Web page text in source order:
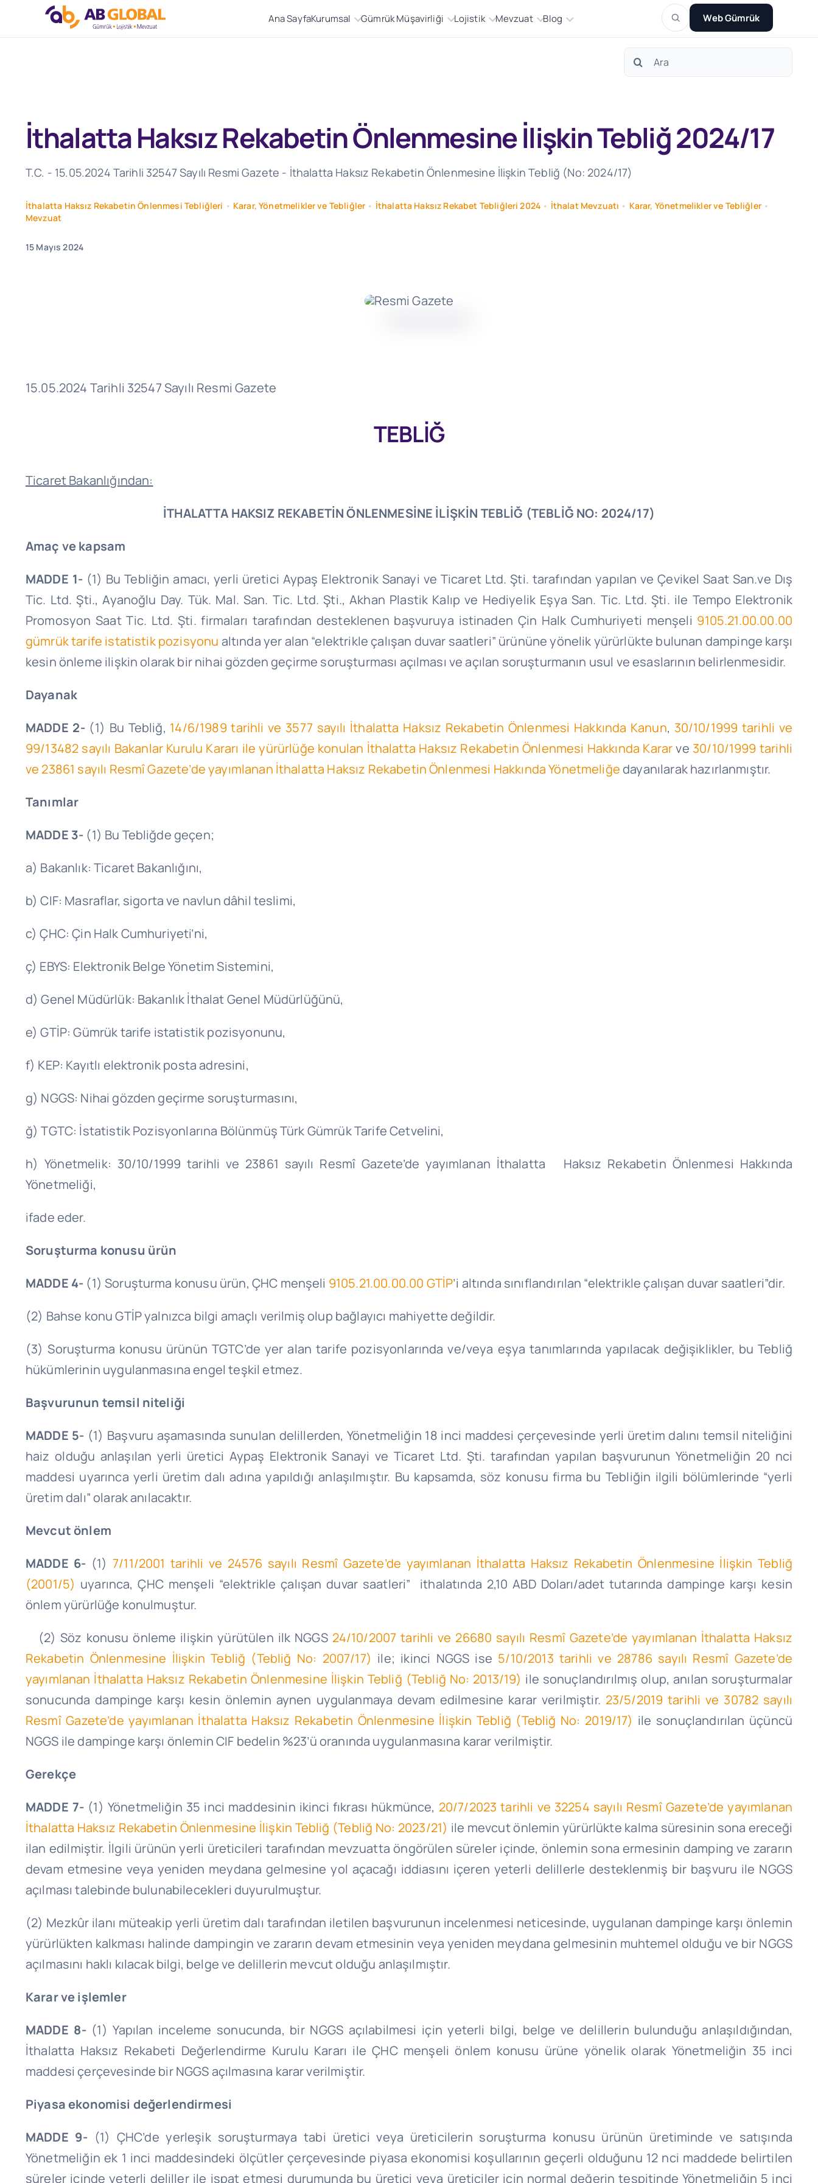
Ana SayfaKurumsal Gümrük Müşavirliği Lojistik Mevzuat Blog Web Gümrük
Search
İthalatta Haksız Rekabetin Önlenmesine İlişkin Tebliğ 2024/17
T.C. - 15.05.2024 Tarihli 32547 Sayılı Resmi Gazete - İthalatta Haksız Rekabetin Önlenmesine İlişkin Tebliğ (No: 2024/17)
İthalatta Haksız Rekabetin Önlenmesi Tebliğleri • Karar, Yönetmelikler ve Tebliğler • İthalatta Haksız Rekabet Tebliğleri 2024 • İthalat Mevzuatı • Karar, Yönetmelikler ve Tebliğler•
Mevzuat
15 Mayıs 2024
15.05.2024 Tarihli 32547 Sayılı Resmi Gazete
TEBLİĞ
Ticaret Bakanlığından:
İTHALATTA HAKSIZ REKABETİN ÖNLENMESİNE İLİŞKİN TEBLİĞ (TEBLİĞ NO: 2024/17)
Amaç ve kapsam
MADDE 1-(1) Bu Tebliğin amacı, yerli üretici Aypaş Elektronik Sanayi ve Ticaret Ltd. Şti. tarafından yapılan ve Çevikel Saat San.ve Dış
Tic. Ltd. Şti., Ayanoğlu Day. Tük. Mal. San. Tic. Ltd. Şti., Akhan Plastik Kalıp ve Hediyelik Eşya San. Tic. Ltd. Şti. ile Tempo Elektronik
Promosyon Saat Tic. Ltd. Şti. firmaları tarafından desteklenen başvuruya istinaden Çin Halk Cumhuriyeti menşeli 9105.21.00.00.00
gümrük tarife istatistik pozisyonu altında yer alan “elektrikle çalışan duvar saatleri” ürününe yönelik yürürlükte bulunan dampinge karşı
kesin önleme ilişkin olarak bir nihai gözden geçirme soruşturması açılması ve açılan soruşturmanın usul ve esaslarının belirlenmesidir.
Dayanak
MADDE 2-(1) Bu Tebliğ, 14/6/1989 tarihli ve 3577 sayılı İthalatta Haksız Rekabetin Önlenmesi Hakkında Kanun, 30/10/1999 tarihli ve
99/13482 sayılı Bakanlar Kurulu Kararı ile yürürlüğe konulan İthalatta Haksız Rekabetin Önlenmesi Hakkında Kararve 30/10/1999 tarihli
ve 23861 sayılı Resmî Gazete’de yayımlanan İthalatta Haksız Rekabetin Önlenmesi Hakkında Yönetmeliğedayanılarak hazırlanmıştır.
Tanımlar
MADDE 3- (1) Bu Tebliğde geçen;
a) Bakanlık: Ticaret Bakanlığını,
b) CIF: Masraflar, sigorta ve navlun dâhil teslimi,
c) ÇHC: Çin Halk Cumhuriyeti’ni,
ç) EBYS: Elektronik Belge Yönetim Sistemini,
d) Genel Müdürlük: Bakanlık İthalat Genel Müdürlüğünü,
e) GTİP: Gümrük tarife istatistik pozisyonunu,
f) KEP: Kayıtlı elektronik posta adresini,
g) NGGS: Nihai gözden geçirme soruşturmasını,
ğ) TGTC: İstatistik Pozisyonlarına Bölünmüş Türk Gümrük Tarife Cetvelini,
h) Yönetmelik: 30/10/1999 tarihli ve 23861 sayılı Resmî Gazete’de yayımlanan İthalatta Haksız Rekabetin Önlenmesi Hakkında
Yönetmeliği,
ifadeeder.
Soruşturma konusu ürün
MADDE 4- (1) Soruşturma konusu ürün, ÇHC menşeli 9105.21.00.00.00 GTİP’i altında sınıflandırılan “elektrikle çalışan duvar saatleri”dir.
(2) Bahse konu GTİP yalnızca bilgi amaçlı verilmiş olup bağlayıcı mahiyette değildir.
(3) Soruşturma konusu ürünün TGTC’de yer alan tarife pozisyonlarında ve/veya eşya tanımlarında yapılacak değişiklikler, bu Tebliğ
hükümlerinin uygulanmasına engel teşkil etmez.
Başvurunun temsil niteliği
MADDE 5- (1) Başvuru aşamasında sunulan delillerden, Yönetmeliğin 18 inci maddesi çerçevesinde yerli üretim dalını temsil niteliğini
haiz olduğu anlaşılan yerli üretici Aypaş Elektronik Sanayi ve Ticaret Ltd. Şti. tarafından yapılan başvurunun Yönetmeliğin 20 nci
maddesi uyarınca yerli üretim dalı adına yapıldığı anlaşılmıştır. Bu kapsamda, söz konusu firma bu Tebliğin ilgili bölümlerinde “yerli
üretim dalı” olarak anılacaktır.
Mevcut önlem
MADDE 6- (1)7/11/2001 tarihli ve 24576 sayılı Resmî Gazete’de yayımlanan İthalatta Haksız Rekabetin Önlenmesine İlişkin Tebliğ
(2001/5) uyarınca, ÇHC menşeli “elektrikle çalışan duvar saatleri” ithalatında 2,10 ABD Doları/adet tutarında dampinge karşı kesin
önlem yürürlüğe konulmuştur.
(2) Söz konusu önleme ilişkin yürütülen ilk NGGS 24/10/2007 tarihli ve 26680 sayılı Resmî Gazete’de yayımlanan İthalatta Haksız
Rekabetin Önlenmesine İlişkin Tebliğ (Tebliğ No: 2007/17) ile; ikinci NGGS ise 5/10/2013 tarihli ve 28786 sayılı Resmî Gazete’de
yayımlanan İthalatta Haksız Rekabetin Önlenmesine İlişkin Tebliğ (Tebliğ No: 2013/19) ile sonuçlandırılmış olup, anılan soruşturmalar
sonucunda dampinge karşı kesin önlemin aynen uygulanmaya devam edilmesine karar verilmiştir. 23/5/2019 tarihli ve 30782 sayılı
Resmî Gazete’de yayımlanan İthalatta Haksız Rekabetin Önlenmesine İlişkin Tebliğ (Tebliğ No: 2019/17) ile sonuçlandırılan üçüncü
NGGS ile dampinge karşı önlemin CIF bedelin %23’ü oranında uygulanmasına karar verilmiştir.
Gerekçe
MADDE 7- (1) Yönetmeliğin 35 inci maddesinin ikinci fıkrası hükmünce, 20/7/2023 tarihli ve 32254 sayılı Resmî Gazete’de yayımlanan
İthalatta Haksız Rekabetin Önlenmesine İlişkin Tebliğ (Tebliğ No: 2023/21) ile mevcut önlemin yürürlükte kalma süresinin sona ereceği
ilan edilmiştir. İlgili ürünün yerli üreticileri tarafından mevzuatta öngörülen süreler içinde, önlemin sona ermesinin damping ve zararın
devam etmesine veya yeniden meydana gelmesine yol açacağı iddiasını içeren yeterli delillerle desteklenmiş bir başvuru ile NGGS
açılması talebinde bulunabilecekleri duyurulmuştur.
(2) Mezkûr ilanı müteakip yerli üretim dalı tarafından iletilen başvurunun incelenmesi neticesinde, uygulanandampinge karşı önlemin
yürürlükten kalkması halinde dampingin ve zararın devam etmesinin veya yeniden meydana gelmesinin muhtemel olduğu ve bir NGGS
açılmasını haklı kılacak bilgi, belge ve delillerin mevcut olduğu anlaşılmıştır.
Karar ve işlemler
MADDE 8-(1) Yapılan inceleme sonucunda, bir NGGS açılabilmesi için yeterli bilgi, belge ve delillerin bulunduğu anlaşıldığından,
İthalatta Haksız Rekabeti Değerlendirme Kurulu Kararı ile ÇHC menşeli önlem konusu ürüne yönelik olarak Yönetmeliğin 35 inci
maddesi çerçevesinde bir NGGS açılmasına karar verilmiştir.
Piyasa ekonomisi değerlendirmesi
MADDE 9-(1) ÇHC’de yerleşik soruşturmaya tabi üretici veya üreticilerin soruşturma konusu ürünün üretiminde ve satışında
Yönetmeliğin ek 1 inci maddesindeki ölçütler çerçevesinde piyasa ekonomisi koşullarının geçerli olduğunu 12 nci maddede belirtilen
süreler içinde yeterli deliller ile ispat etmesi durumunda bu üretici veya üreticiler için normal değerin tespitinde Yönetmeliğin 5 inci